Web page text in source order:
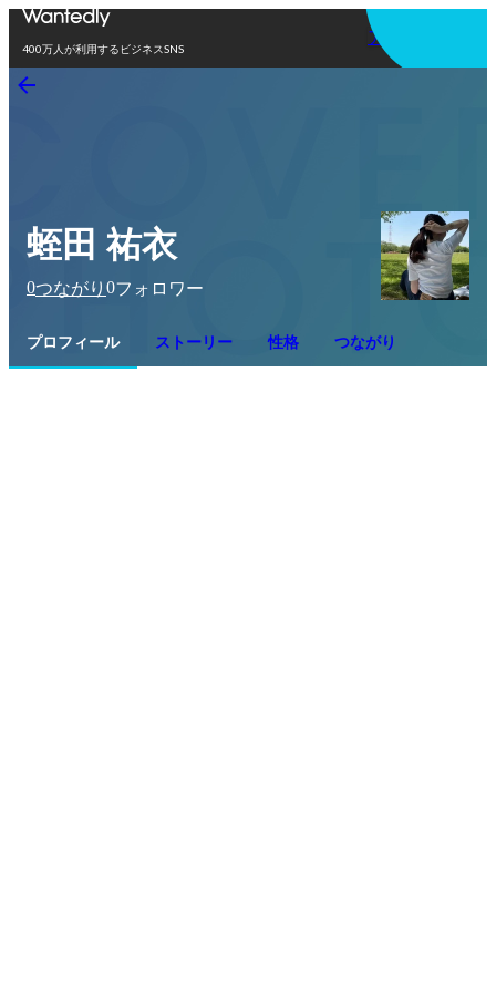
400万人が利用するビジネスSNS
アプリを使う
蛭田 祐衣
0つながり 0フォロワー
プロフィール ストーリー 性格 つながり